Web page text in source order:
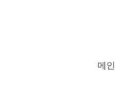
메인